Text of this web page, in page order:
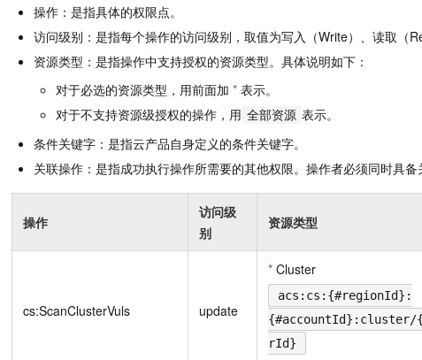
操作：是指具体的权限点。
访问级别：是指每个操作的访问级别，取值为写入（Write）、读取（
资源类型：是指操作中支持授权的资源类型。具体说明如下：
对于必选的资源类型，用前面加 * 表示。
对于不支持资源级授权的操作，用 全部资源 表示。
条件关键字：是指云产品自身定义的条件关键字。
关联操作：是指成功执行操作所需要的其他权限。操作者必须同时具备
操作
访问级
别
资源类型
cs:ScanClusterVuls update
* Cluster
acs:cs:{#regionId}:
{#accountId}:cluster/
rId}
在线体验全尺寸、多种模态的模型效果
Happy 系列大模型
新一代 AI 视频生成模型，深度适配广告营销等场景
人工智能平台 PAI
大模型解决方案
快速部署 Dify，高效搭建 AI 应用
依托云原生高可用架构,实现Dify私有化部署
10 分钟在聊天系统中增加一个 AI 助手
10分钟微调：让0.6B模型媲美235B模型
用1%尺寸在特定领域达到大模型90%以上效果
即刻拥有 DeepSeek-R1 满血版
AI 开发和 AI 应用解决方案
广告营销